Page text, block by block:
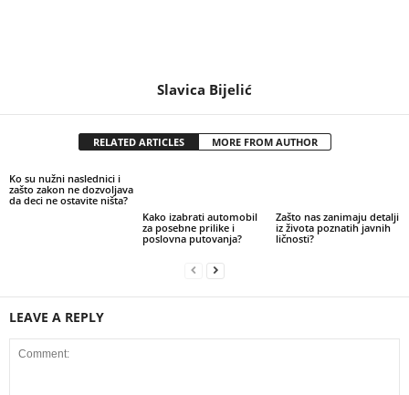
Slavica Bijelić
RELATED ARTICLES MORE FROM AUTHOR
Ko su nužni naslednici i
zašto zakon ne dozvoljava
da deci ne ostavite ništa?
Kako izabrati automobil
za posebne prilike i
poslovna putovanja?
Zašto nas zanimaju detalji
iz života poznatih javnih
ličnosti?
LEAVE A REPLY